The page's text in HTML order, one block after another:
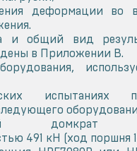
деформации во
и общий вид
в Приложении В.
испытаниях
домкрат
491 кН (ход поршня